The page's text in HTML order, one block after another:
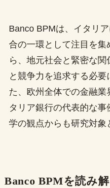
Banco BPMは、イタリ
合の一環として注目を
ら、地元社会と緊密な
と競争力を追求する必要
た、欧州全体での金融業
タリア銀行の代表的な
学の観点からも研究対象
Banco BPMを読み